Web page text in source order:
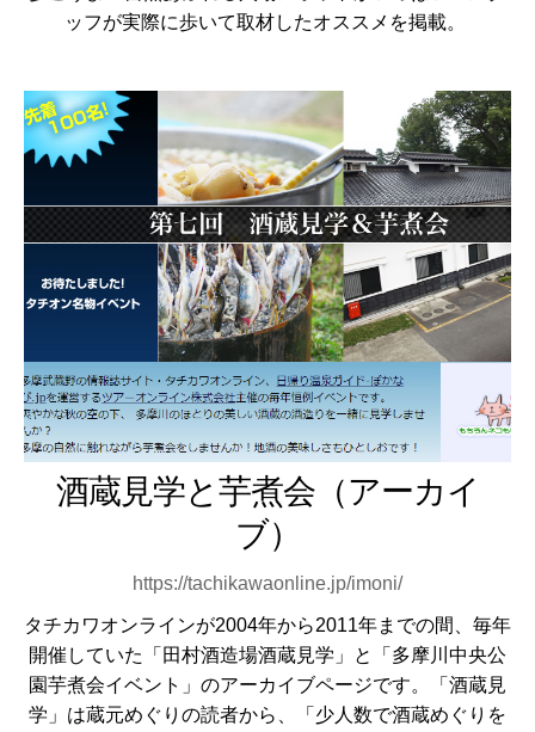
ッフが実際に歩いて取材したオススメを掲載。
酒蔵見学と芋煮会（アーカイ
ブ）
https://tachikawaonline.jp/imoni/
タチカワオンラインが2004年から2011年までの間、毎年
開催していた「田村酒造場酒蔵見学」と「多摩川中央公
園芋煮会イベント」のアーカイブページです。「酒蔵見
学」は蔵元めぐりの読者から、「少人数で酒蔵めぐりを